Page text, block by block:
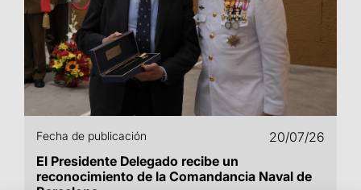
Fecha de publicación
20/07/26
El Presidente Delegado recibe un
reconocimiento de la Comandancia Naval de